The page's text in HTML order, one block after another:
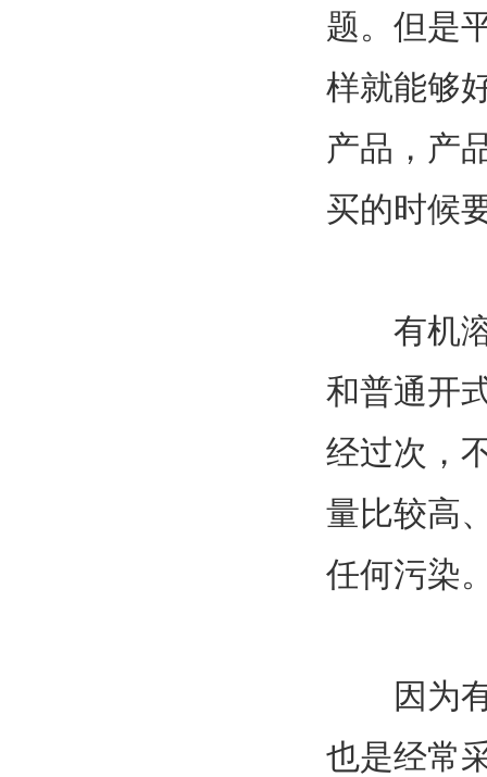
题。但是
样就能够
产品，产
买的时候
有机溶
和普通开
经过次，
量比较高
任何污染
因为有
也是经常